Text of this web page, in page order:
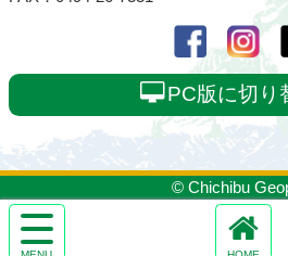
PC版に切り
© Chichibu
サ
イ